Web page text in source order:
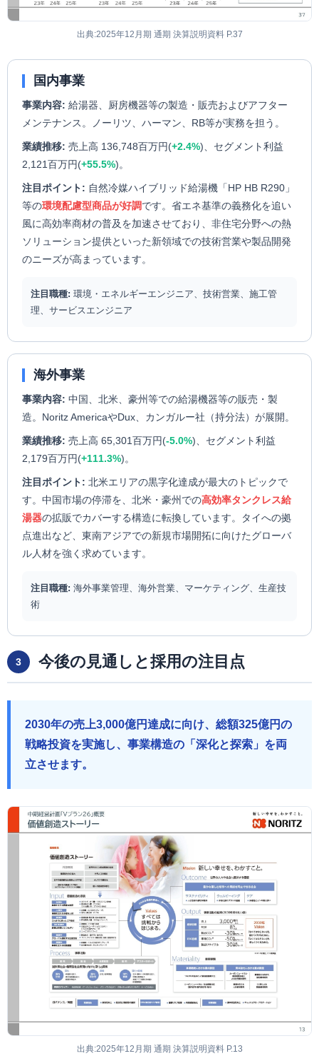
出典:2025年12月期 通期 決算説明資料 P.37
国内事業
事業内容: 給湯器、厨房機器等の製造・販売およびアフター
メンテナンス。ノーリツ、ハーマン、RB等が実務を担う。
業績推移: 売上高 136,748百万円(+2.4%)、セグメント利益
2,121百万円(+55.5%)。
注目ポイント: 自然冷媒ハイブリッド給湯機「HP HB R290」
等の環境配慮型商品が好調です。省エネ基準の義務化を追い
風に高効率商材の普及を加速させており、非住宅分野への熱
ソリューション提供といった新領域での技術営業や製品開発
のニーズが高まっています。
注目職種: 環境・エネルギーエンジニア、技術営業、施工管
理、サービスエンジニア
海外事業
事業内容: 中国、北米、豪州等での給湯機器等の販売・製
造。Noritz AmericaやDux、カンガルー社（持分法）が展開。
業績推移: 売上高 65,301百万円(-5.0%)、セグメント利益
2,179百万円(+111.3%)。
注目ポイント: 北米エリアの黒字化達成が最大のトピックで
す。中国市場の停滞を、北米・豪州での高効率タンクレス給
湯器の拡販でカバーする構造に転換しています。タイへの拠
点進出など、東南アジアでの新規市場開拓に向けたグローバ
ル人材を強く求めています。
注目職種: 海外事業管理、海外営業、マーケティング、生産技
術
3 今後の見通しと採用の注目点
2030年の売上3,000億円達成に向け、総額325億円の
戦略投資を実施し、事業構造の「深化と探索」を両
立させます。
出典:2025年12月期 通期 決算説明資料 P.13